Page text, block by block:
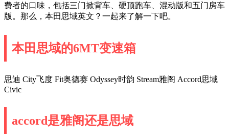
费者的口味，包括三门掀背车、硬顶跑车、混动版和五门房车
版。那么，本田思域英文？一起来了解一下吧。
本田思域的6MT变速箱
思迪 City飞度 Fit奥德赛 Odyssey时韵 Stream雅阁 Accord思域
Civic
accord是雅阁还是思域